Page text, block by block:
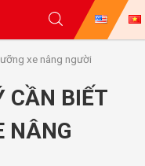
xe nâng người
CẦN BIẾT
NÂNG